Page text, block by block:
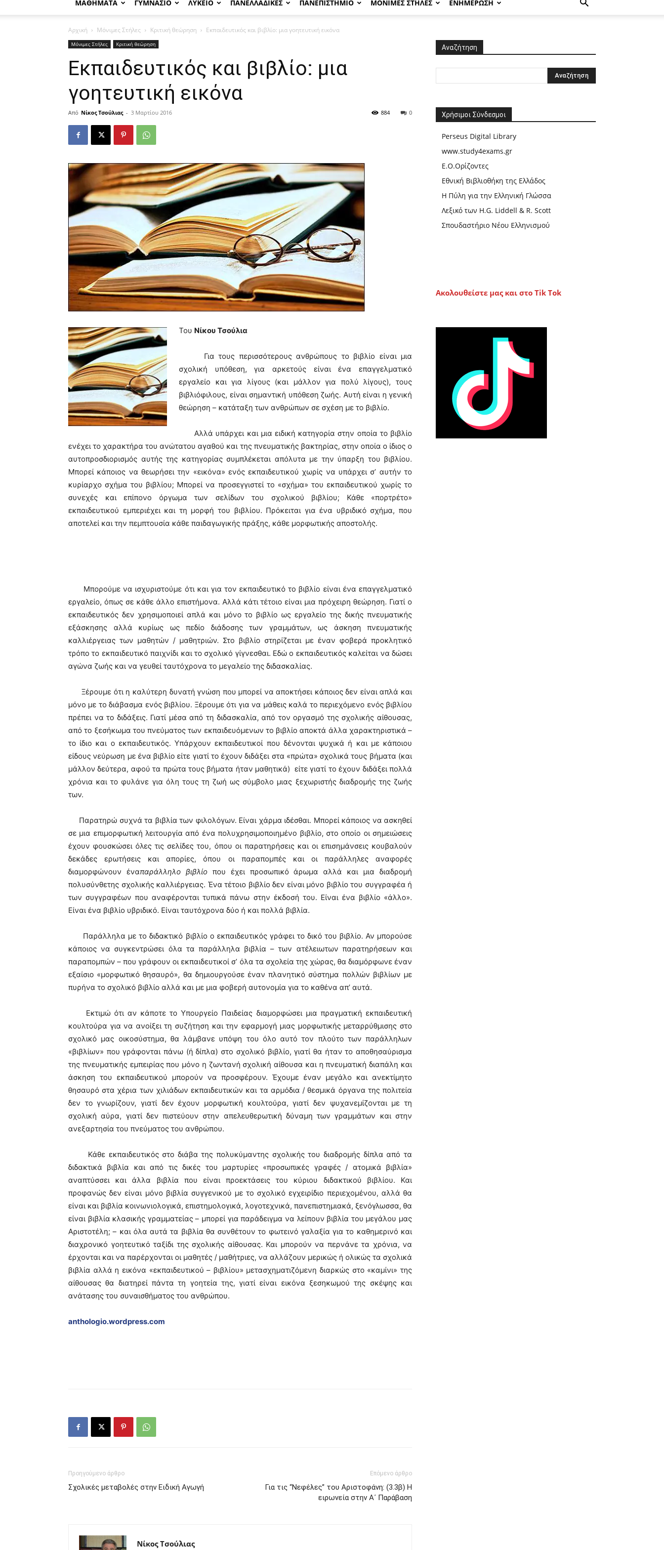
ΜΑΘΗΜΑΤΑ ΓΥΜΝΑΣΙΟ ΛΥΚΕΙΟ ΠΑΝΕΛΛΑΔΙΚΕΣ ΠΑΝΕΠΙΣΤΗΜΙΟ ΜΟΝΙΜΕΣ ΣΤΗΛΕΣ ΕΝΗΜΕΡΩΣΗ
Αρχική Μόνιμες Στήλες Κριτική θεώρηση Εκπαιδευτικός και βιβλίο: μια γοητευτική εικόνα
Μόνιμες Στήλες Κριτική θεώρηση
Εκπαιδευτικός και βιβλίο: μια
γοητευτική εικόνα
Από Νίκος Τσούλιας - 3 Μαρτίου 2016 0
884
Του Νίκου Τσούλια
Για τους περισσότερους ανθρώπους το βιβλίο είναι μια
σχολική υπόθεση, για αρκετούς είναι ένα επαγγελματικό
εργαλείο και για λίγους (και μάλλον για πολύ λίγους), τους
βιβλιόφιλους, είναι σημαντική υπόθεση ζωής. Αυτή είναι η γενική
θεώρηση – κατάταξη των ανθρώπων σε σχέση με το βιβλίο.
Αλλά υπάρχει και μια ειδική κατηγορία στην οποία το βιβλίο
ενέχει το χαρακτήρα του ανώτατου αγαθού και της πνευματικής βακτηρίας, στην οποία ο ίδιος ο
αυτοπροσδιορισμός αυτής της κατηγορίας συμπλέκεται απόλυτα με την ύπαρξη του βιβλίου.
Μπορεί κάποιος να θεωρήσει την «εικόνα» ενός εκπαιδευτικού χωρίς να υπάρχει σ’ αυτήν το
κυρίαρχο σχήμα του βιβλίου; Μπορεί να προσεγγιστεί το «σχήμα» του εκπαιδευτικού χωρίς το
συνεχές και επίπονο όργωμα των σελίδων του σχολικού βιβλίου; Κάθε «πορτρέτο»
εκπαιδευτικού εμπεριέχει και τη μορφή του βιβλίου. Πρόκειται για ένα υβριδικό σχήμα, που
αποτελεί και την πεμπτουσία κάθε παιδαγωγικής πράξης, κάθε μορφωτικής αποστολής.
Μπορούμε να ισχυριστούμε ότι και για τον εκπαιδευτικό το βιβλίο είναι ένα επαγγελματικό
εργαλείο, όπως σε κάθε άλλο επιστήμονα. Αλλά κάτι τέτοιο είναι μια πρόχειρη θεώρηση. Γιατί ο
εκπαιδευτικός δεν χρησιμοποιεί απλά και μόνο το βιβλίο ως εργαλείο της δικής πνευματικής
εξάσκησης αλλά κυρίως ως πεδίο διάδοσης των γραμμάτων, ως άσκηση πνευματικής
καλλιέργειας των μαθητών / μαθητριών. Στο βιβλίο στηρίζεται με έναν φοβερά προκλητικό
τρόπο το εκπαιδευτικό παιχνίδι και το σχολικό γίγνεσθαι. Εδώ ο εκπαιδευτικός καλείται να δώσει
αγώνα ζωής και να γευθεί ταυτόχρονα το μεγαλείο της διδασκαλίας.
Ξέρουμε ότι η καλύτερη δυνατή γνώση που μπορεί να αποκτήσει κάποιος δεν είναι απλά και
μόνο με το διάβασμα ενός βιβλίου. Ξέρουμε ότι για να μάθεις καλά το περιεχόμενο ενός βιβλίου
πρέπει να το διδάξεις. Γιατί μέσα από τη διδασκαλία, από τον οργασμό της σχολικής αίθουσας,
από το ξεσήκωμα του πνεύματος των εκπαιδευόμενων το βιβλίο αποκτά άλλα χαρακτηριστικά –
το ίδιο και ο εκπαιδευτικός. Υπάρχουν εκπαιδευτικοί που δένονται ψυχικά ή και με κάποιου
είδους νεύρωση με ένα βιβλίο είτε γιατί το έχουν διδάξει στα «πρώτα» σχολικά τους βήματα (και
μάλλον δεύτερα, αφού τα πρώτα τους βήματα ήταν μαθητικά) είτε γιατί το έχουν διδάξει πολλά
χρόνια και το φυλάνε για όλη τους τη ζωή ως σύμβολο μιας ξεχωριστής διαδρομής της ζωής
των.
Παρατηρώ συχνά τα βιβλία των φιλολόγων. Είναι χάρμα ιδέσθαι. Μπορεί κάποιος να ασκηθεί
σε μια επιμορφωτική λειτουργία από ένα πολυχρησιμοποιημένο βιβλίο, στο οποίο οι σημειώσεις
έχουν φουσκώσει όλες τις σελίδες του, όπου οι παρατηρήσεις και οι επισημάνσεις κουβαλούν
δεκάδες ερωτήσεις και απορίες, όπου οι παραπομπές και οι παράλληλες αναφορές
διαμορφώνουν έναπαράλληλο βιβλίοπου έχει προσωπικό άρωμα αλλά και μια διαδρομή
πολυσύνθετης σχολικής καλλιέργειας. Ένα τέτοιο βιβλίο δεν είναι μόνο βιβλίο του συγγραφέα ή
των συγγραφέων που αναφέρονται τυπικά πάνω στην έκδοσή του. Είναι ένα βιβλίο «άλλο».
Είναι ένα βιβλίο υβριδικό. Είναι ταυτόχρονα δύο ή και πολλά βιβλία.
Παράλληλα με το διδακτικό βιβλίο ο εκπαιδευτικός γράφει το δικό του βιβλίο. Αν μπορούσε
κάποιος να συγκεντρώσει όλα τα παράλληλα βιβλία – των ατέλειωτων παρατηρήσεων και
παραπομπών – που γράφουν οι εκπαιδευτικοί σ’ όλα τα σχολεία της χώρας, θα διαμόρφωνε έναν
εξαίσιο «μορφωτικό θησαυρό», θα δημιουργούσε έναν πλανητικό σύστημα πολλών βιβλίων με
πυρήνα το σχολικό βιβλίο αλλά και με μια φοβερή αυτονομία για το καθένα απ’ αυτά.
Εκτιμώ ότι αν κάποτε το Υπουργείο Παιδείας διαμορφώσει μια πραγματική εκπαιδευτική
κουλτούρα για να ανοίξει τη συζήτηση και την εφαρμογή μιας μορφωτικής μεταρρύθμισης στο
σχολικό μας οικοσύστημα, θα λάμβανε υπόψη του όλο αυτό τον πλούτο των παράλληλων
«βιβλίων» που γράφονται πάνω (ή δίπλα) στο σχολικό βιβλίο, γιατί θα ήταν το αποθησαύρισμα
της πνευματικής εμπειρίας που μόνο η ζωντανή σχολική αίθουσα και η πνευματική διαπάλη και
άσκηση του εκπαιδευτικού μπορούν να προσφέρουν. Έχουμε έναν μεγάλο και ανεκτίμητο
θησαυρό στα χέρια των χιλιάδων εκπαιδευτικών και τα αρμόδια / θεσμικά όργανα της πολιτεία
δεν το γνωρίζουν, γιατί δεν έχουν μορφωτική κουλτούρα, γιατί δεν ψυχανεμίζονται με τη
σχολική αύρα, γιατί δεν πιστεύουν στην απελευθερωτική δύναμη των γραμμάτων και στην
ανεξαρτησία του πνεύματος του ανθρώπου.
Κάθε εκπαιδευτικός στο διάβα της πολυκύμαντης σχολικής του διαδρομής δίπλα από τα
διδακτικά βιβλία και από τις δικές του μαρτυρίες «προσωπικές γραφές / ατομικά βιβλία»
αναπτύσσει και άλλα βιβλία που είναι προεκτάσεις του κύριου διδακτικού βιβλίου. Και
προφανώς δεν είναι μόνο βιβλία συγγενικού με το σχολικό εγχειρίδιο περιεχομένου, αλλά θα
είναι και βιβλία κοινωνιολογικά, επιστημολογικά, λογοτεχνικά, πανεπιστημιακά, ξενόγλωσσα, θα
είναι βιβλία κλασικής γραμματείας – μπορεί για παράδειγμα να λείπουν βιβλία του μεγάλου μας
Αριστοτέλη; – και όλα αυτά τα βιβλία θα συνθέτουν το φωτεινό γαλαξία για το καθημερινό και
διαχρονικό γοητευτικό ταξίδι της σχολικής αίθουσας. Και μπορούν να περνάνε τα χρόνια, να
έρχονται και να παρέρχονται οι μαθητές / μαθήτριες, να αλλάζουν μερικώς ή ολικώς τα σχολικά
βιβλία αλλά η εικόνα «εκπαιδευτικού – βιβλίου» μετασχηματιζόμενη διαρκώς στο «καμίνι» της
αίθουσας θα διατηρεί πάντα τη γοητεία της, γιατί είναι εικόνα ξεσηκωμού της σκέψης και
ανάτασης του συναισθήματος του ανθρώπου.
anthologio.wordpress.com
Προηγούμενο άρθρο
Σχολικές μεταβολές στην Ειδική Αγωγή
Επόμενο άρθρο
Για τις “Νεφέλες” του Αριστοφάνη: (3.3β) Η
ειρωνεία στην Α᾽ Παράβαση
Νίκος Τσούλιας
Αναζήτηση
Χρήσιμοι Σύνδεσμοι
Perseus Digital Library
www.study4exams.gr
Ε.Ο.Ορίζοντες
Εθνική Βιβλιοθήκη της Ελλάδος
Η Πύλη για την Ελληνική Γλώσσα
Λεξικό των H.G. Liddell & R. Scott
Σπουδαστήριο Νέου Ελληνισμού
Ακολουθείστε μας και στο Tik Tok